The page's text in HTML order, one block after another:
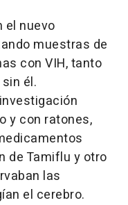
nuevo
muestras de
con VIH, tanto
él.
y con ratones,
de Tamiflu y otro
las
el cerebro.